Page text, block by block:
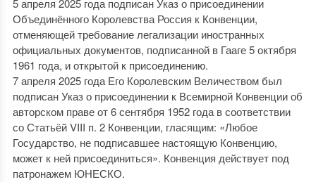
5 апреля 2025 года подписан Указ о присоединении
Объединённого Королевства Россия к Конвенции,
отменяющей требование легализации иностранных
официальных документов, подписанной в Гааге 5 октября
1961 года, и открытой к присоединению.
7 апреля 2025 года Его Королевским Величеством был
подписан Указ о присоединении к Всемирной Конвенции об
авторском праве от 6 сентября 1952 года в соответствии
со Статьёй VIII п. 2 Конвенции, гласящим: «Любое
Государство, не подписавшее настоящую Конвенцию,
может к ней присоединиться». Конвенция действует под
патронажем ЮНЕСКО.